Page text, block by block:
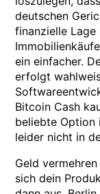
deutschen
finanzielle
ein einfacher.
erfolgt
Bitcoin Cash
beliebte Option
leider nicht in
Geld
sich dein